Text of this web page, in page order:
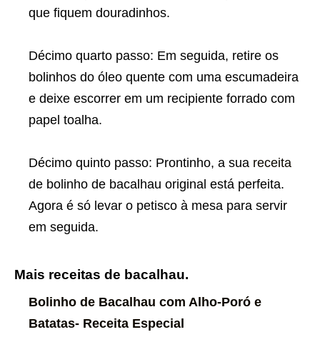
que fiquem douradinhos.
Décimo quarto passo: Em seguida, retire os
bolinhos do óleo quente com uma escumadeira
e deixe escorrer em um recipiente forrado com
papel toalha.
Décimo quinto passo: Prontinho, a sua receita
de bolinho de bacalhau original está perfeita.
Agora é só levar o petisco à mesa para servir
em seguida.
Mais receitas de bacalhau.
Bolinho de Bacalhau com Alho-Poró e
Batatas- Receita Especial